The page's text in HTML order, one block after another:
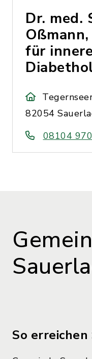
Dr. med.
für
82054
08104
So erreichen